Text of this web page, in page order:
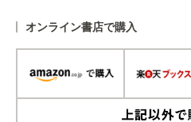
オンライン書店で購入